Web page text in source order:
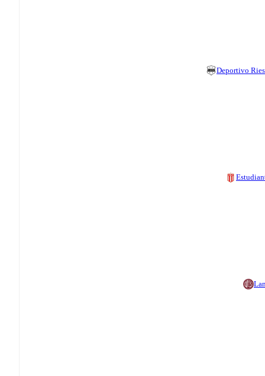
Deportivo